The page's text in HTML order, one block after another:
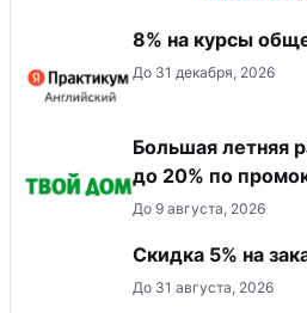
8% на курсы
До 31 декабря, 2026
Большая летняя
до 20% по
До 9 августа, 2026
Скидка 5% на
До 31 августа, 2026